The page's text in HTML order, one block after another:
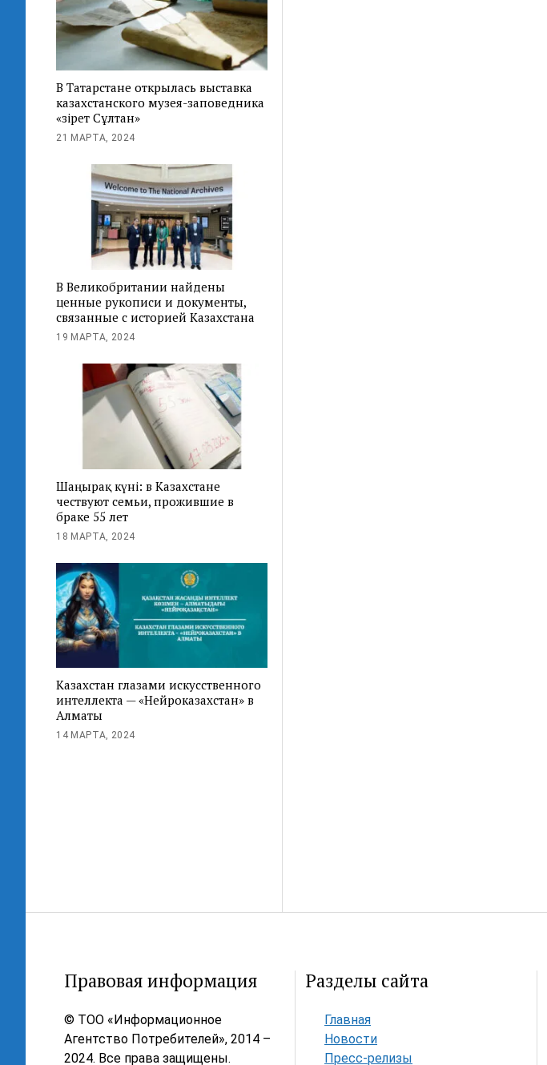
В Татарстане открылась выставка
казахстанского музея-заповедника
«Әзірет Сұлтан»
21 МАРТА, 2024
В Великобритании найдены
ценные рукописи и документы,
связанные с историей Казахстана
19 МАРТА, 2024
Шаңырақ күні: в Казахстане
чествуют семьи, прожившие в
браке 55 лет
18 МАРТА, 2024
Казахстан глазами искусственного
интеллекта — «Нейроказахстан» в
Алматы
14 МАРТА, 2024
Правовая информация
© ТОО «Информационное
Агентство Потребителей», 2014 –
2024. Все права защищены.
Разделы сайта
Главная
Новости
Пресс-релизы